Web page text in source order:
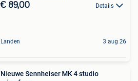
€ 89,00 Details
Landen 3 aug 26
Nieuwe Sennheiser MK 4 studio